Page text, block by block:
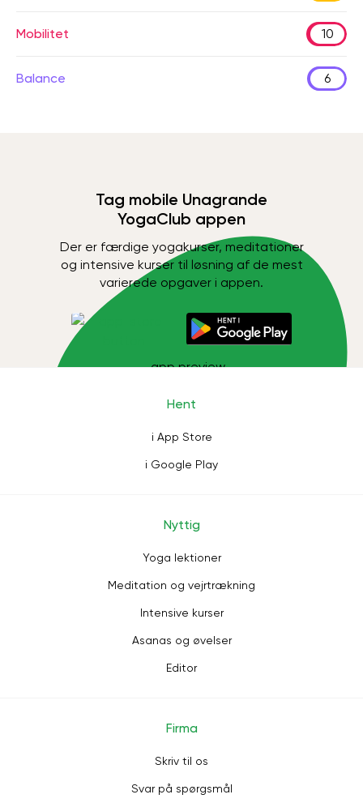
Mobilitet 10
Balance 6
Tag mobile Unagrande
YogaClub appen
Der er færdige yogakurser, meditationer
og intensive kurser til løsning af de mest
varierede opgaver i appen.
Hent
i App Store
i Google Play
Nyttig
Yoga lektioner
Meditation og vejrtrækning
Intensive kurser
Asanas og øvelser
Editor
Firma
Skriv til os
Svar på spørgsmål